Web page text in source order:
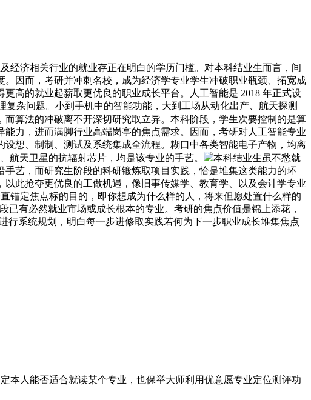
经济相关行业的就业存正在明白的学历门槛。对本科结业生而言，间
因而，考研并冲刺名校，成为经济学专业学生冲破职业瓶颈、拓宽成
高的就业起薪取更优良的职业成长平台。人工智能是 2018 年正式设
杂问题。小到手机中的智能功能，大到工场从动化出产、航天探测
而算法的冲破离不开深切研究取立异。本科阶段，学生次要控制的是算
力，进而满脚行业高端岗亭的焦点需求。因而，考研对人工智能专业
想、制制、测试及系统集成全流程。糊口中各类智能电子产物，均离
航天卫星的抗辐射芯片，均是该专业的手艺。
本科结业生虽不愁就
艺，而研究生阶段的科研锻炼取项目实践，恰是堆集这类能力的环
此抢夺更优良的工做机遇，像旧事传媒学、教育学、以及会计学专业
锚定焦点标的目的，即你想成为什么样的人，将来但愿处置什么样的
有必然就业市场或成长根本的专业。考研的焦点价值是锦上添花，
行系统规划，明白每一步进修取实践若何为下一步职业成长堆集焦点
本人能否适合就读某个专业，也保举大师利用优意愿专业定位测评功